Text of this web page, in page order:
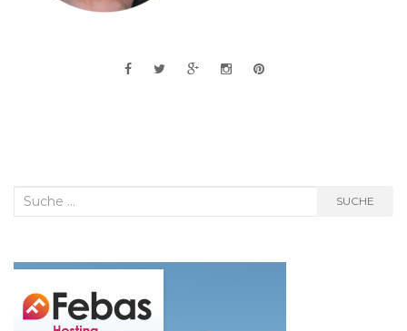
Suche
SUCHE